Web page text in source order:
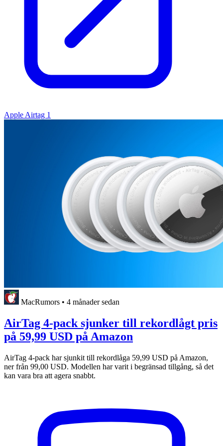
Apple Airtag 1
MacRumors • 4 månader sedan
AirTag 4-pack sjunker till rekordlågt pris
på 59,99 USD på Amazon
AirTag 4-pack har sjunkit till rekordlåga 59,99 USD på Amazon,
ner från 99,00 USD. Modellen har varit i begränsad tillgång, så det
kan vara bra att agera snabbt.